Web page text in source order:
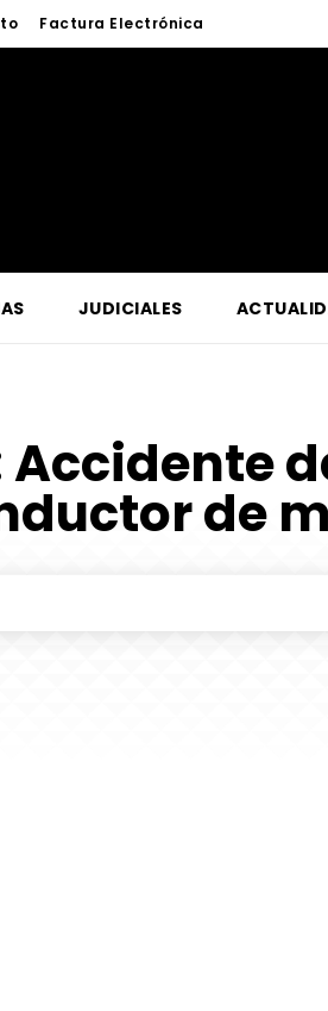
Factura Electrónica
JUDICIALES
Accidente
de